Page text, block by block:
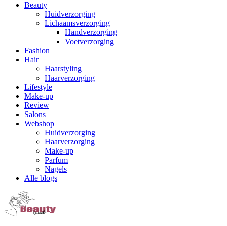
Beauty
Huidverzorging
Lichaamsverzorging
Handverzorging
Voetverzorging
Fashion
Hair
Haarstyling
Haarverzorging
Lifestyle
Make-up
Review
Salons
Webshop
Huidverzorging
Haarverzorging
Make-up
Parfum
Nagels
Alle blogs